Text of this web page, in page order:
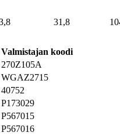
31,8
Valmistajan koodi
270Z105A
WGAZ2715
40752
P173029
P567015
P567016